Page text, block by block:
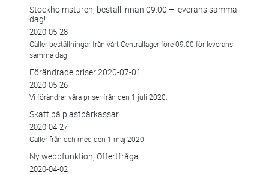
Stockholmsturen, beställ innan 09.00 – leverans samma
dag!
2020-05-28
Gäller beställningar från vårt Centrallager före 09.00 för leverans
samma dag
Förändrade priser 2020-07-01
2020-05-26
Vi förändrar våra priser från den 1 juli 2020.
Skatt på plastbärkassar
2020-04-27
Gäller från och med den 1 maj 2020
Ny webbfunktion, Offertfråga
2020-04-02